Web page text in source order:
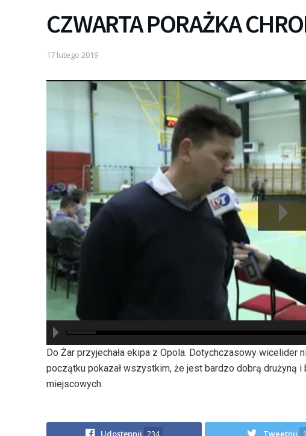
CZWARTA PORAŻKA
17 lutego 2019
Do Żar przyjechała ekipa z Opola. Dotychczasowy wicelider
początku pokazał wszystkim, że jest bardzo dobrą drużyną
miejscowych.
Udostępnij 234 Tweetnij